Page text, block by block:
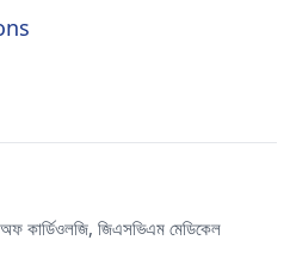
কার্ডিওলজি, জিএসভিএম মেডিকেল